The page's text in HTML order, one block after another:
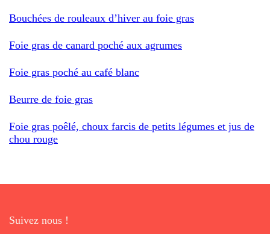
Bouchées de rouleaux d’hiver au foie gras
Foie gras de canard poché aux agrumes
Foie gras poché au café blanc
Beurre de foie gras
Foie gras poêlé, choux farcis de petits légumes et jus de
chou rouge
Suivez nous !